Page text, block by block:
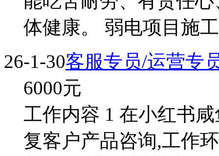
体健康。 弱电项目施
26-1-30客服专员/运营专
6000元
工作内容 1 在小红书
复客户产品咨询,工作